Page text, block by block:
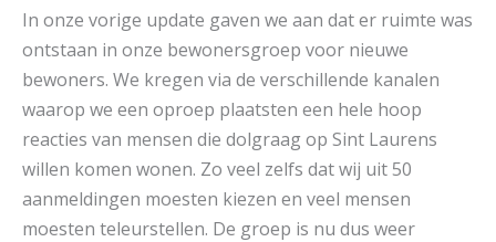
In onze vorige update gaven we aan dat er ruimte was
ontstaan in onze bewonersgroep voor nieuwe
bewoners. We kregen via de verschillende kanalen
waarop we een oproep plaatsten een hele hoop
reacties van mensen die dolgraag op Sint Laurens
willen komen wonen. Zo veel zelfs dat wij uit 50
aanmeldingen moesten kiezen en veel mensen
moesten teleurstellen. De groep is nu dus weer